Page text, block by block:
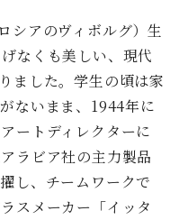
シアのヴィボルグ）生
なくも美しい、現代
ました。学生の頃は家
ないまま、1944年に
ートディレクターに
ラビア社の主力製品
し、チームワークで
スメーカー「イッタ